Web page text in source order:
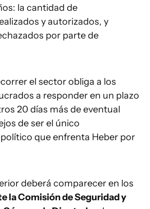
la cantidad de
y autorizados, y
por parte de
el sector obliga a los
a responder en un plazo
20 días más de eventual
de ser el único
que enfrenta Heber por
deberá comparecer en los
la Comisión de Seguridad y